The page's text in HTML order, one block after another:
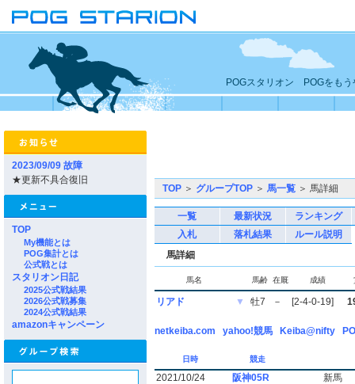
POGスタリオン POGをもう
2023/09/09 故障
★更新不具合復旧
TOP
My機能とは
POG集計とは
公式戦とは
スタリオン日記
2025公式戦結果
2026公式戦募集
2024公式戦結果
amazonキャンペーン
TOP ＞ グループTOP ＞ 馬一覧 ＞ 馬詳細
一覧 最新状況
ランキング
入札
落札結果
ルール説明
馬詳細
馬名 馬齢 在厩 成績
リアド ▼ 牡7 － [2-4-0-19]
netkeiba.com yahoo!競馬 Keiba@nifty
日時 競走
2021/10/24 阪神05R
新馬